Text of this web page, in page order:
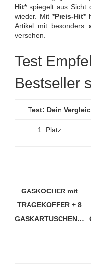
Hit*spiegelt aus Sicht
wieder. Mit *Preis-Hit*
Artikel mit besonders
versehen.
Test
Bestseller
Test: Dein
1. Platz
GASKOCHER mit
TRAGEKOFFER + 8
GASKARTUSCHEN…